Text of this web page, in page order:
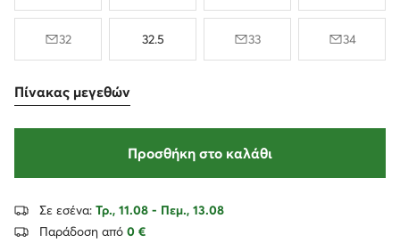
32 32.5 33 34
Πίνακας μεγεθών
Προσθήκη στο καλάθι
Σε εσένα: Τρ., 11.08 - Πεμ., 13.08
Παράδοση από 0 €